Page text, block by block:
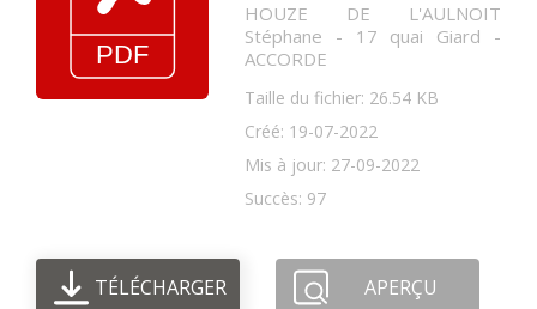
HOUZE DE L'AULNOIT
Stéphane - 17 quai Giard -
ACCORDE
Taille du fichier: 26.54 KB
Créé: 19-07-2022
Mis à jour: 27-09-2022
Succès: 97
TÉLÉCHARGER APERÇU